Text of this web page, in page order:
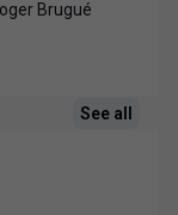
Brugué
See all